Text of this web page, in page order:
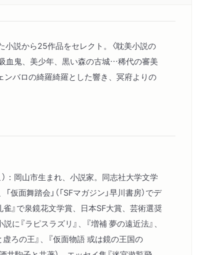
説から25作品をセレクト。〈耽美小説の
吸血鬼、美少年、黒い森の古城…稀代の審美
バロの綺羅綺羅とした響き、冥府よりの
：岡山市生まれ、小説家。同志社大学文学
仮面舞踏会」（「SFマガジン」早川書房）でデ
』で泉鏡花文学賞、日本SF大賞、芸術選奨
に『ラピスラズリ』、『増補 夢の遠近法』、
虚ろの王』、『仮面物語 或は鏡の王国の